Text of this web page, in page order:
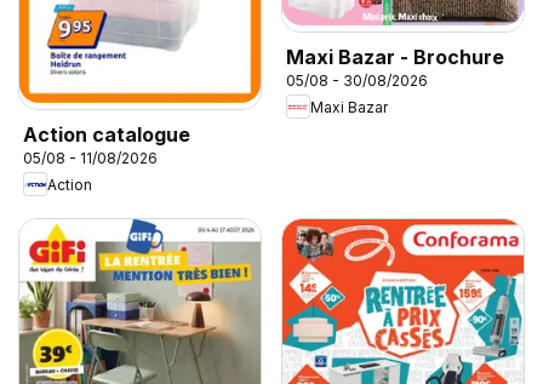
Action catalogue
05/08 - 11/08/2026
Action
Maxi Bazar - Brochure
05/08 - 30/08/2026
Maxi Bazar